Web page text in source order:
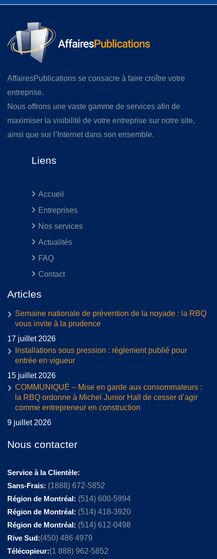
AffairesPublications se consacre à faire croître votre
entreprise.
Nous offrons une vaste gamme de services afin de
maximiser la visibilité de votre entreprise sur notre site,
ainsi que sur l’Internet dans son ensemble.
Liens
Accueil
Entreprises
Nos services
Actualités
FAQ
Contact
Articles
Semaine nationale de prévention de la noyade : la RBQ
vous invite à la prudence
17 juillet 2026
Installations sous pression : règlement publié pour
entrée en vigueur
15 juillet 2026
COMMUNIQUÉ – Mise en garde aux consommateurs :
la RBQ ordonne à Michel Junior Hall de cesser d’agir
comme entrepreneur en construction
9 juillet 2026
Nous contacter
Service à la Clientèle:
Sans-Frais: (1888) 672-5852
Région de Montréal: (514) 600-5994
Région de Montréal: (514) 418-3920
Région de Montréal: (514) 612-0498
Rive Sud:(450) 486 4979
Télécopieur:(1 888) 962-5852